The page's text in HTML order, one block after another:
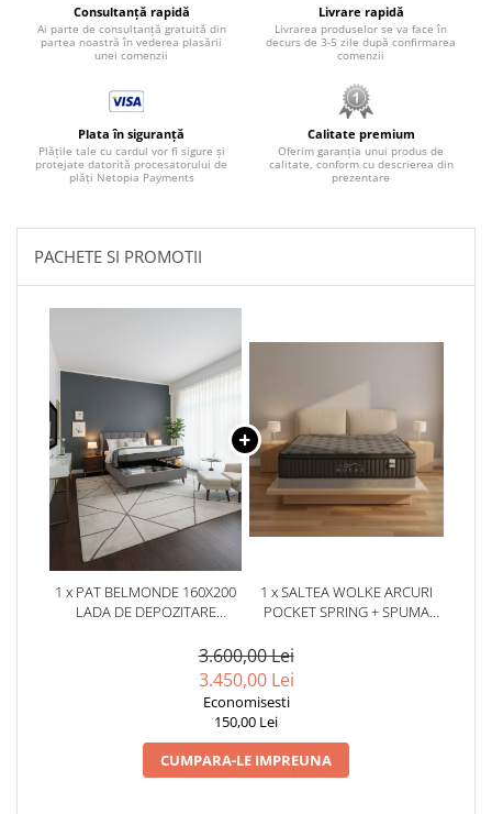
Consultanță rapidă
Ai parte de consultanță gratuită din
partea noastră în vederea plasării
unei comenzii
Livrare rapidă
Livrarea produselor se va face în
decurs de 3-5 zile după confirmarea
comenzii
Plata în siguranță
Plățile tale cu cardul vor fi sigure și
protejate datorită procesatorului de
plăți Netopia Payments
Calitate premium
Oferim garanția unui produs de
calitate, conform cu descrierea din
prezentare
PACHETE SI PROMOTII
1 x PAT BELMONDE 160X200
LADA DE DEPOZITARE
1 x SALTEA WOLKE ARCURI
POCKET SPRING + SPUMA
3.600,00 Lei
3.450,00 Lei
Economisesti
150,00 Lei
CUMPARA-LE IMPREUNA